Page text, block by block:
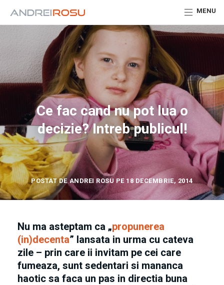
MENU
Ce fac cand nu pot lua o
decizie? Intreb publicul!
POSTAT DE ANDREI ROSU PE 18 DECEMBRIE, 2014
Nu ma asteptam ca „propunerea
(in)decenta” lansata in urma cu cateva
zile – prin care ii invitam pe cei care
fumeaza, sunt sedentari si mananca
haotic sa faca un pas in directia buna